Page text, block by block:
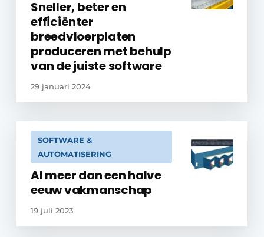
Sneller, beter en
efficiënter
breedvloerplaten
produceren met behulp
van de juiste software
29 januari 2024
SOFTWARE &
AUTOMATISERING
Al meer dan een halve
eeuw vakmanschap
19 juli 2023